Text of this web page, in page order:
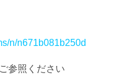
n/n671b081b250d
参照ください